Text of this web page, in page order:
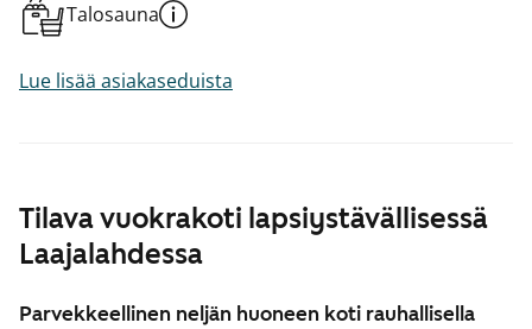
Tilava vuokrakoti lapsiystävällisessä
Laajalahdessa
Parvekkeellinen neljän huoneen koti rauhallisella
Talosauna
Lue lisää asiakaseduista